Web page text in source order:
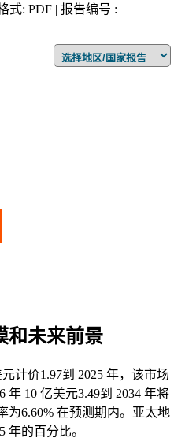
式: PDF | 报告编号 :
和未来前景
计价1.97到 2025 年，该市场
年 10 亿美元3.49到 2034 年将
为6.60% 在预测期内。亚太地
年的百分比。